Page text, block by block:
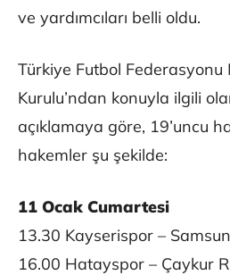
ve yardımcıları belli oldu.
Türkiye Futbol Federasyonu
Kurulu’ndan konuyla ilgili
açıklamaya göre, 19’uncu
hakemler şu şekilde:
11 Ocak Cumartesi
13.30 Kayserispor –
16.00 Hatayspor – Çaykur